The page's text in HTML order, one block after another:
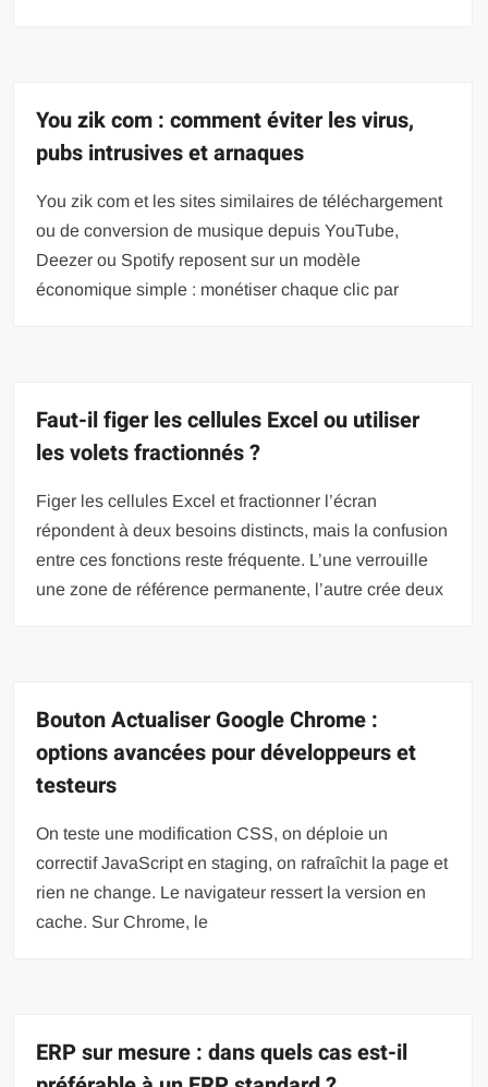
You zik com : comment éviter les virus,
pubs intrusives et arnaques
You zik com et les sites similaires de téléchargement
ou de conversion de musique depuis YouTube,
Deezer ou Spotify reposent sur un modèle
économique simple : monétiser chaque clic par
Faut-il figer les cellules Excel ou utiliser
les volets fractionnés ?
Figer les cellules Excel et fractionner l’écran
répondent à deux besoins distincts, mais la confusion
entre ces fonctions reste fréquente. L’une verrouille
une zone de référence permanente, l’autre crée deux
Bouton Actualiser Google Chrome :
options avancées pour développeurs et
testeurs
On teste une modification CSS, on déploie un
correctif JavaScript en staging, on rafraîchit la page et
rien ne change. Le navigateur ressert la version en
cache. Sur Chrome, le
ERP sur mesure : dans quels cas est-il